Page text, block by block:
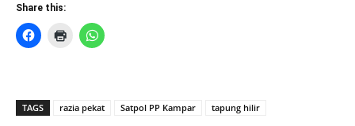
Share this:
TAGS razia pekat Satpol PP Kampar tapung hilir